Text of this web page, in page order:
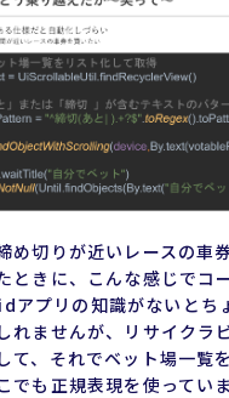
め切りが近いレースの車
ときに、こんな感じでコ
アプリの知識がないとち
れませんが、リサイクラ
て、それでベット場一覧
でも正規表現を使っていま